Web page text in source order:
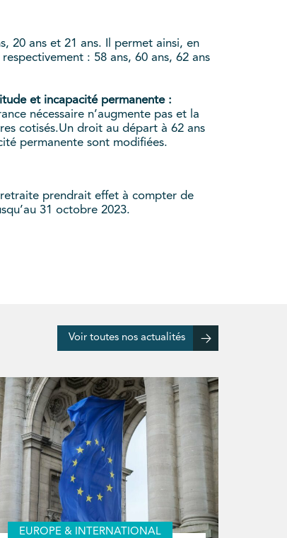
20 ans et 21 ans. Il permet ainsi, en
: 58 ans, 60 ans, 62 ans
et incapacité permanente :
nécessaire n’augmente pas et la
cotisés.Un droit au départ à 62 ans
permanente sont modifiées.
prendrait effet à compter de
31 octobre 2023.
Voir toutes nos actualités
EUROPE & INTERNATIONAL